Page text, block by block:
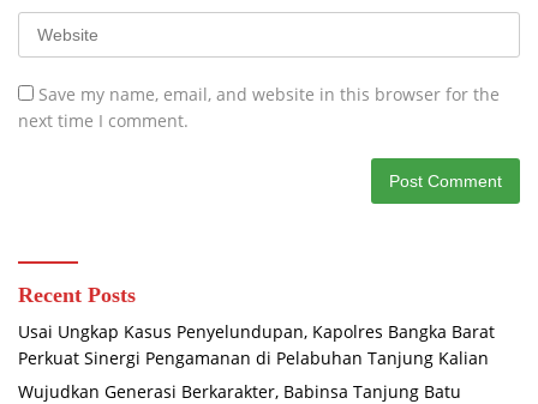
Save my name, email, and website in this browser for the
next time I comment.
Recent Posts
Usai Ungkap Kasus Penyelundupan, Kapolres Bangka Barat
Perkuat Sinergi Pengamanan di Pelabuhan Tanjung Kalian
Wujudkan Generasi Berkarakter, Babinsa Tanjung Batu